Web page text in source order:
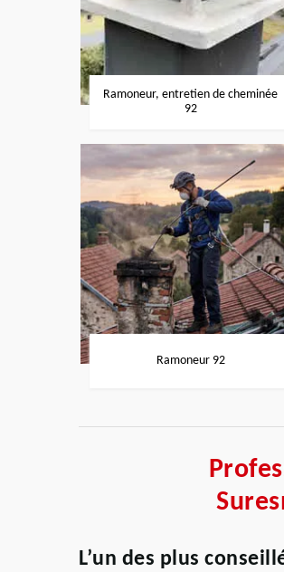
Ramoneur, entretien de cheminée
92
Ramoneur 92
L’un des plus